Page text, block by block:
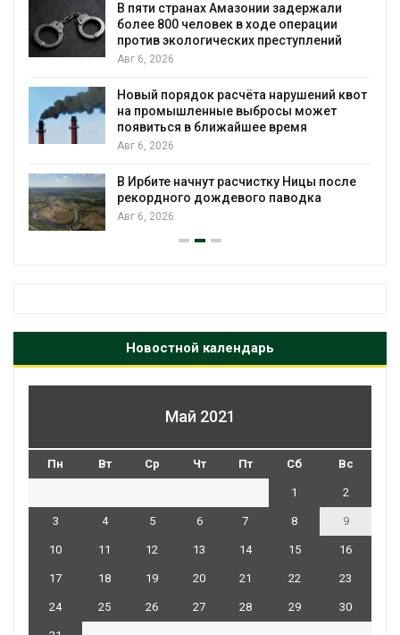
В пяти странах Амазонии задержали
более 800 человек в ходе операции
против экологических преступлений
Авг 6, 2026
Новый порядок расчёта нарушений квот
на промышленные выбросы может
появиться в ближайшее время
Авг 6, 2026
В Ирбите начнут расчистку Ницы после
рекордного дождевого паводка
Авг 6, 2026
Новостной календарь
Май 2021
Пн Вт Ср Чт Пт Сб Вс
1 2
3 4 5 6 7 8 9
10 11 12 13 14 15 16
17 18 19 20 21 22 23
24 25 26 27 28 29 30